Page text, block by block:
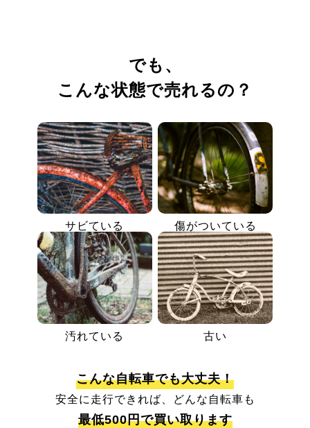
でも、
こんな状態で売れるの？
サビている 傷がついている
汚れている 古い
こんな自転車でも大丈夫！
安全に走行できれば、どんな自転車も
最低500円で買い取ります